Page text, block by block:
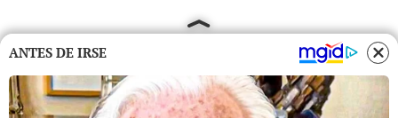
ANTES DE IRSE